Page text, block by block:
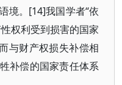
境。[14]我国学者“依
权利受到损害的国家
与财产权损失补偿相
补偿的国家责任体系